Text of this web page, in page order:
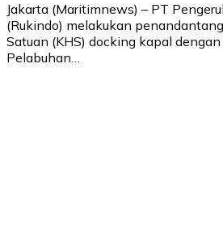
Jakarta (Maritimnews) – PT
(Rukindo) melakukan
Satuan (KHS) docking kapal
Pelabuhan…